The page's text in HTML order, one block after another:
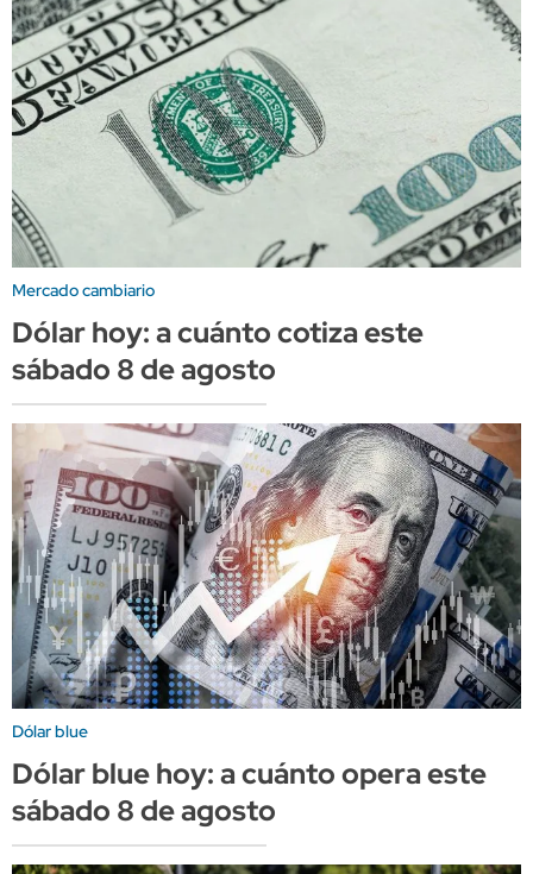
Mercado cambiario
Dólar hoy: a cuánto cotiza este
sábado 8 de agosto
Dólar blue
Dólar blue hoy: a cuánto opera este
sábado 8 de agosto